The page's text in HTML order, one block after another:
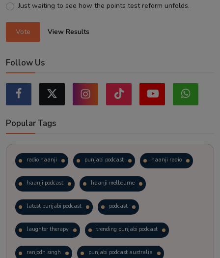
Just waiting to see how the points test reform unfolds.
Vote View Results
Follow Us
Popular Tags
radio haanji punjabi podcast haanji radio
haanji podcast haanji melbourne
latest punjabi podcast podcast
laughter therapy trending punjabi podcast
ranjodh singh punjabi podcast australia